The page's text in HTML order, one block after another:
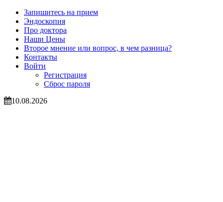
Запишитесь на прием
Эндоскопия
Про доктора
Наши Цены
Второе мнение или вопрос, в чем разница?
Контакты
Войти
Регистрация
Сброс пароля
10.08.2026